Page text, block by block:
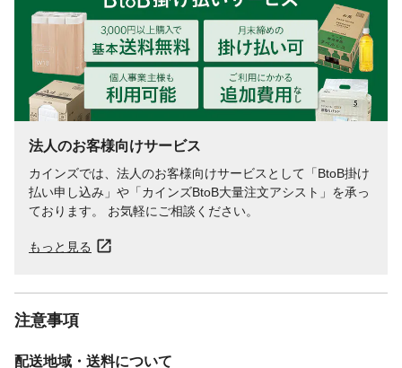
法人のお客様向けサービス
カインズでは、法人のお客様向けサービスとして「BtoB掛け
払い申し込み」や「カインズBtoB大量注文アシスト」を承っ
ております。 お気軽にご相談ください。
もっと見る
注意事項
配送地域・送料について